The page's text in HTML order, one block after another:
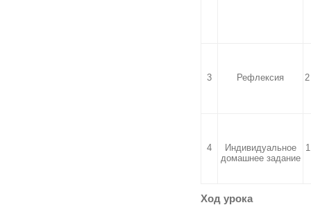
3 Рефлексия
4
Индивидуальное
домашнее задание
Ход урока